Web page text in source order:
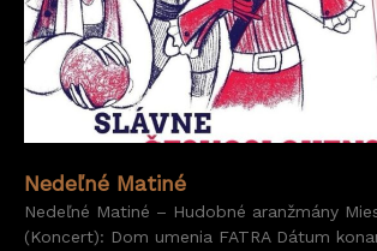
Nedeľné Matiné
Nedeľné Matiné – Hudobné aranžmány
(Koncert): Dom umenia FATRA Dátum